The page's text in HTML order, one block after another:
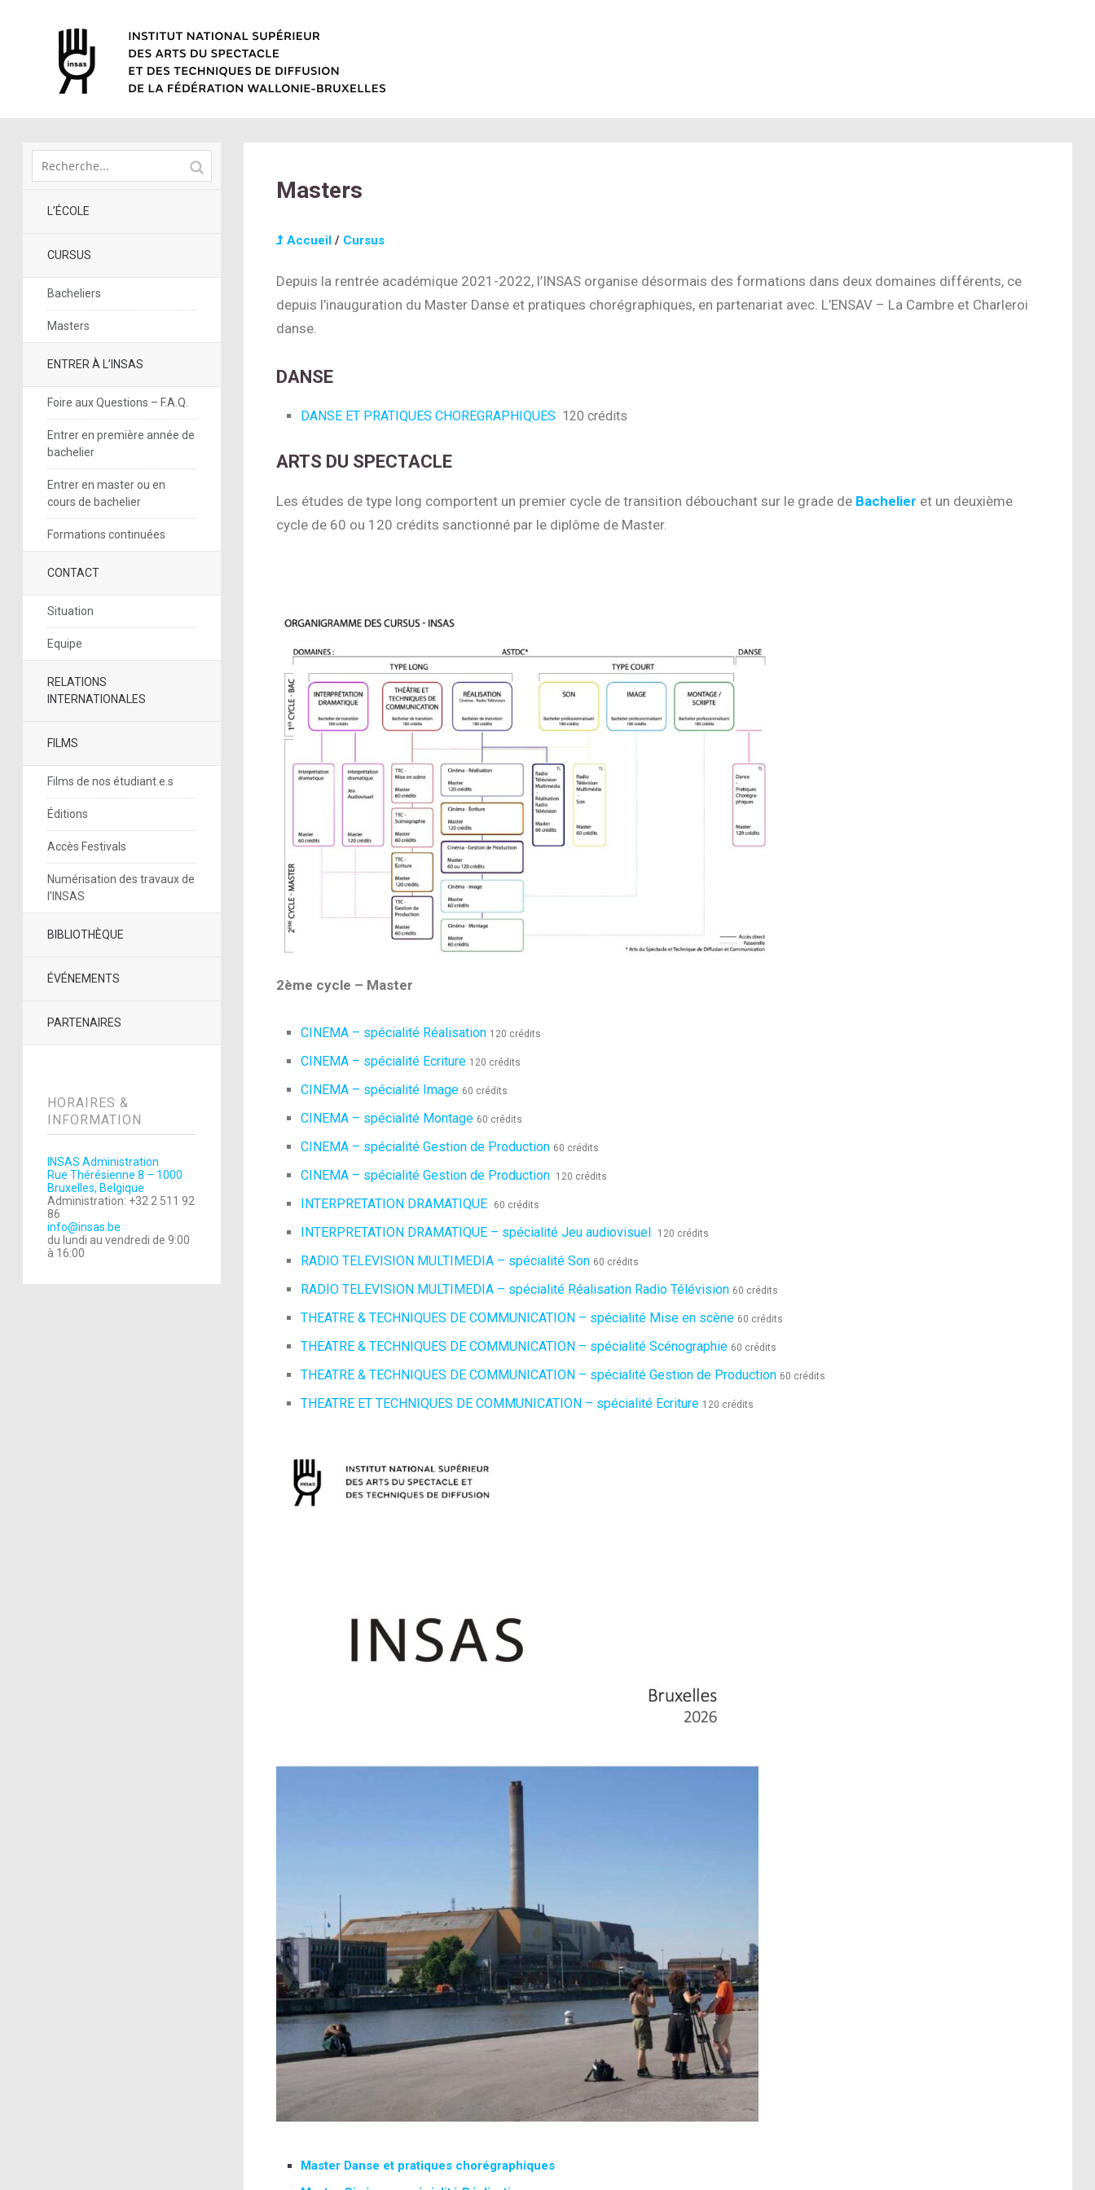
L’ÉCOLE
CURSUS
Bacheliers
Masters
ENTRER À L’INSAS
Foire aux Questions – F.A.Q.
Entrer en première année de
bachelier
Entrer en master ou en
cours de bachelier
Formations continuées
CONTACT
Situation
Equipe
RELATIONS
INTERNATIONALES
FILMS
Films de nos étudiant.e.s
Éditions
Accès Festivals
Numérisation des travaux de
l’INSAS
BIBLIOTHÈQUE
ÉVÉNEMENTS
PARTENAIRES
HORAIRES &
INFORMATION
INSAS Administration
Rue Thérésienne 8 – 1000
Bruxelles, Belgique
Administration: +32 2 511 92
86
info@insas.be
du lundi au vendredi de 9:00
à 16:00
Masters
Accueil/ Cursus
Depuis la rentrée académique 2021-2022, l’INSAS organise désormais des formations dans deux domaines différents, ce
depuis l’inauguration du Master Danse et pratiques chorégraphiques, en partenariat avec. L’ENSAV – La Cambre et Charleroi
danse.
DANSE
DANSE ET PRATIQUES CHOREGRAPHIQUES 120 crédits
ARTS DU SPECTACLE
Les études de type long comportent un premier cycle de transition débouchant sur le grade de Bachelier et un deuxième
cycle de 60 ou 120 crédits sanctionné par le diplôme de Master.
2ème cycle – Master
CINEMA – spécialité Réalisation 120 crédits
CINEMA – spécialité Ecriture 120 crédits
CINEMA – spécialité Image 60 crédits
CINEMA – spécialité Montage 60 crédits
CINEMA – spécialité Gestion de Production 60 crédits
CINEMA – spécialité Gestion de Production 120 crédits
INTERPRETATION DRAMATIQUE 60 crédits
INTERPRETATION DRAMATIQUE – spécialité Jeu audiovisuel 120 crédits
RADIO TELEVISION MULTIMEDIA – spécialité Son 60 crédits
RADIO TELEVISION MULTIMEDIA – spécialité Réalisation Radio Télévision 60 crédits
THEATRE & TECHNIQUES DE COMMUNICATION – spécialité Mise en scène 60 crédits
THEATRE & TECHNIQUES DE COMMUNICATION – spécialité Scénographie 60 crédits
THEATRE & TECHNIQUES DE COMMUNICATION – spécialité Gestion de Production 60 crédits
THEATRE ET TECHNIQUES DE COMMUNICATION – spécialité Ecriture 120 crédits
Master Danse et pratiques chorégraphiques